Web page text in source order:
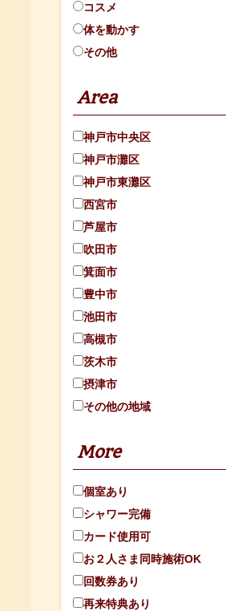
コスメ
体を動かす
その他
Area
神戸市中央区
神戸市灘区
神戸市東灘区
西宮市
芦屋市
吹田市
箕面市
豊中市
池田市
高槻市
茨木市
摂津市
その他の地域
More
個室あり
シャワー完備
カード使用可
お２人さま同時施術OK
回数券あり
再来特典あり